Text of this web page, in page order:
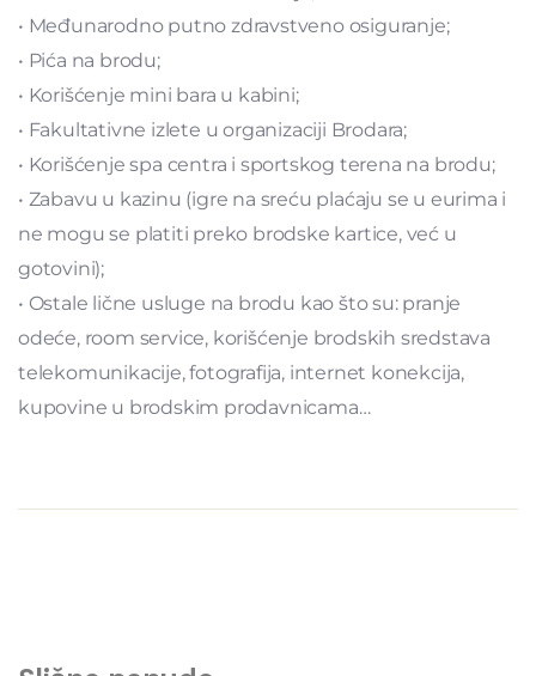
• Međunarodno putno zdravstveno osiguranje;
• Pića na brodu;
• Korišćenje mini bara u kabini;
• Fakultativne izlete u organizaciji Brodara;
• Korišćenje spa centra i sportskog terena na brodu;
• Zabavu u kazinu (igre na sreću plaćaju se u eurima i
ne mogu se platiti preko brodske kartice, već u
gotovini);
• Ostale lične usluge na brodu kao što su: pranje
odeće, room service, korišćenje brodskih sredstava
telekomunikacije, fotografija, internet konekcija,
kupovine u brodskim prodavnicama…